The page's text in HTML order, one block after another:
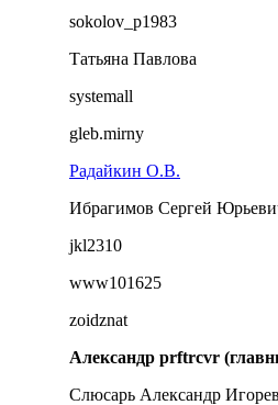
sokolov_p1983
Татьяна Павлова
systemall
gleb.mirny
Радайкин О.В.
Ибрагимов Сергей
jkl2310
www101625
zoidznat
Александр prftrcvr
Слюсарь Александр